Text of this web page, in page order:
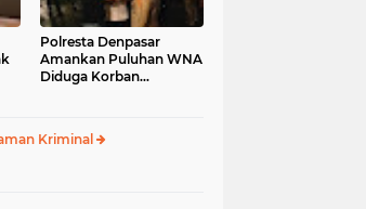
Polresta Denpasar
Amankan Puluhan WNA
Diduga Korban
Kriminal